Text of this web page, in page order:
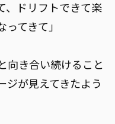
、ドリフトできて楽
てきて」
向き合い続けること
ジが見えてきたよう